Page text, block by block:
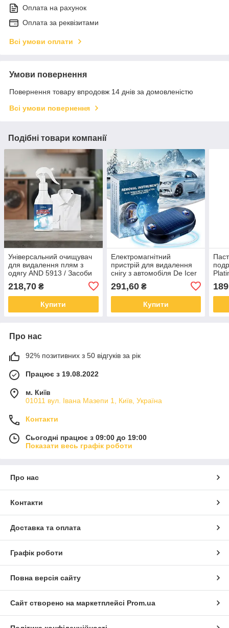
Оплата на рахунок
Оплата за реквізитами
Всі умови оплати
Умови повернення
Повернення товару впродовж 14 днів за домовленістю
Всі умови повернення
Подібні товари компанії
Універсальний очищувач
для видалення плям з
одягу AND 5913 / Засоби
218,70 ₴
Купити
Електромагнітний
пристрій для видалення
снігу з автомобіля De Icer
291,60₴
Купити
Про нас
92% позитивних з 50 відгуків за рік
Працює з 19.08.2022
м. Київ
01011 вул. Івана Мазепи 1, Київ, Україна
Контакти
Сьогодні працює з 09:00 до 19:00
Показати весь графік роботи
Про нас
Контакти
Доставка та оплата
Графік роботи
Повна версія сайту
Сайт створено на маркетплейсі Prom.ua